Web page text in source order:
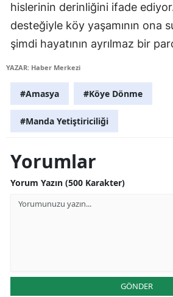
hislerinin derinliğini ifade
desteğiyle köy yaşamının ona
şimdi hayatının ayrılmaz bir
YAZAR: Haber Merkezi
#Amasya #Köye Dönme
#Manda Yetiştiriciliği
Yorumlar
Yorum Yazın (500 Karakter)
GÖNDER